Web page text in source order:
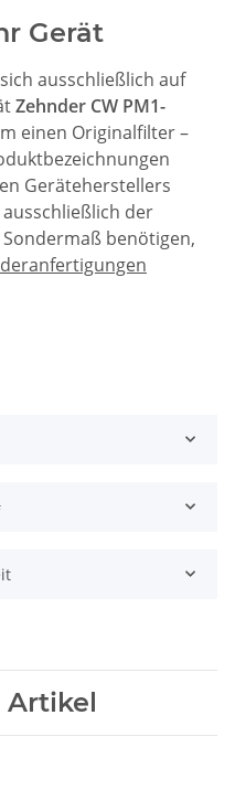
Gerät
ausschließlich auf
Zehnder CW PM1-
einen Originalfilter –
Geräteherstellers
der
benötigen,
Artikel